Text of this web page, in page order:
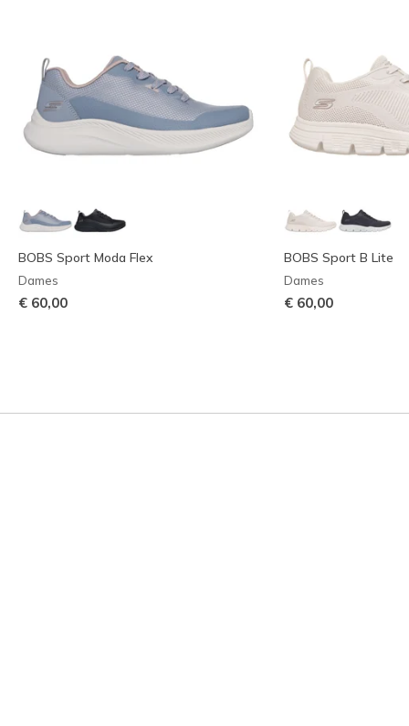
BOBS Sport Moda Flex
Dames
€ 60,00
BOBS Sport B Lite
Dames
€ 60,00